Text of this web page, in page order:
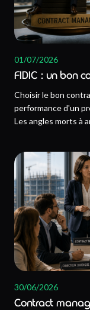
01/07/2026
FIDIC : un bon
Choisir le bon
performance d'un
Les angles morts à
30/06/2026
Contract